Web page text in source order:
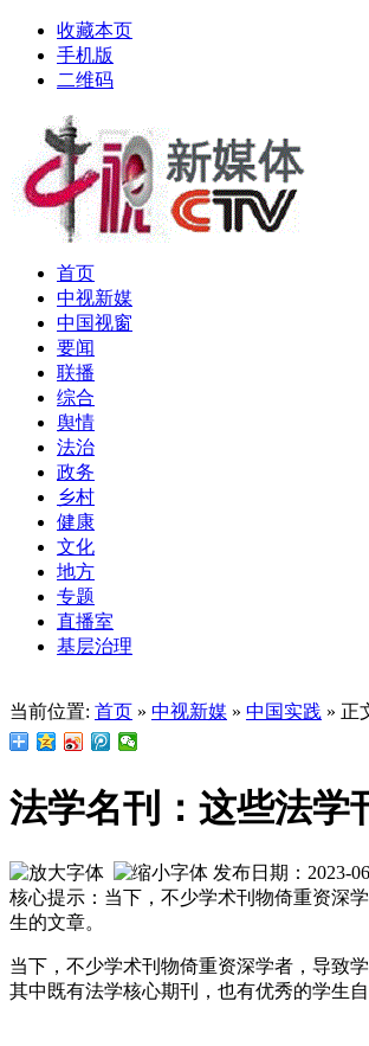
收藏本页
手机版
二维码
首页
中视新媒
中国视窗
要闻
联播
综合
舆情
法治
政务
乡村
健康
文化
地方
专题
直播室
基层治理
当前位置: 首页 » 中视新媒 » 中国实践 » 正
法学名刊：这些法学
发布日期：2023-
核心提示：当下，不少学术刊物倚重资深
生的文章。
当下，不少学术刊物倚重资深学者，导致
其中既有法学核心期刊，也有优秀的学生